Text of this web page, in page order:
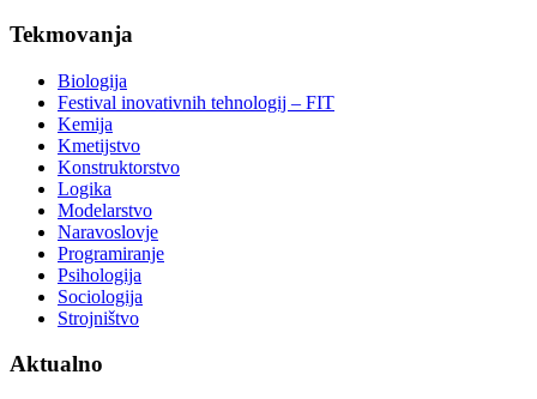
Tekmovanja
Biologija
Festival inovativnih tehnologij – FIT
Kemija
Kmetijstvo
Konstruktorstvo
Logika
Modelarstvo
Naravoslovje
Programiranje
Psihologija
Sociologija
Strojništvo
Aktualno